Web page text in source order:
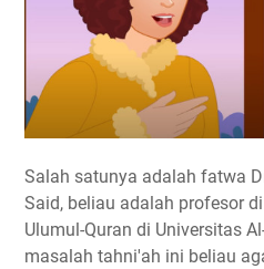
Salah satunya adalah fatwa
Said, beliau adalah profesor
Ulumul-Quran di Universitas
masalah tahni'ah ini beliau